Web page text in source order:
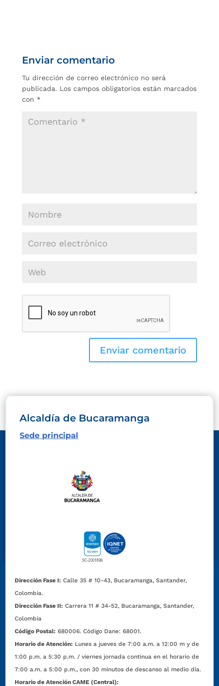
Enviar comentario
Tu dirección de correo electrónico no será
publicada. Los campos obligatorios están marcados
con *
Alcaldía de Bucaramanga
Sede principal
Dirección Fase I: Calle 35 # 10-43, Bucaramanga, Santander,
Colombia.
Dirección Fase II: Carrera 11 # 34-52, Bucaramanga, Santander,
Colombia
Código Postal: 680006. Código Dane: 68001.
Horario de Atención: Lunes a jueves de 7:00 a.m. a 12:00 m y de
1:00 p.m. a 5:30 p.m. / viernes jornada continua en el horario de
7:00 a.m. a 5:00 p.m., con 30 minutos de descanso al medio día.
Horario de Atención CAME (Central):